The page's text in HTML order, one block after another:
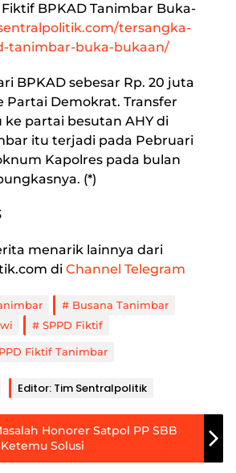
BPKAD Tanimbar Buka-
tersangka-
tanimbar-buka-bukaan/
BPKAD sebesar Rp. 20 juta
Partai Demokrat. Transfer
partai besutan AHY di
itu terjadi pada Pebruari
Kapolres pada bulan
(*)
menarik lainnya dari
di Channel Telegram
Busana Tanimbar
SPPD Fiktif
Fiktif Tanimbar
Editor: Tim Sentralpolitik
Honorer Satpol PP SBB
Solusi